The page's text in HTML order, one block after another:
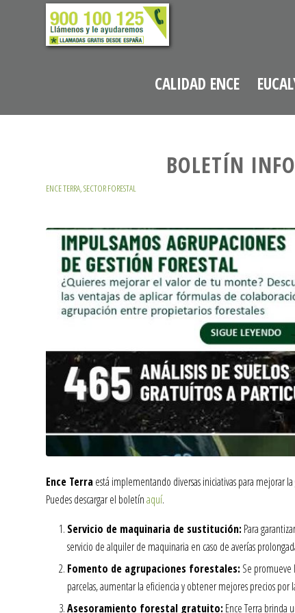
CALIDAD ENCE
BOLETÍN
ENCE TERRA,SECTOR FORESTAL
Ence Terraestá implementando diversas iniciativas para mejorar
Puedes descargar el boletínaquí.
Servicio de maquinaria de sustitución:Para
servicio de alquiler de maquinaria en caso de averías
Fomento de agrupaciones forestales:Se promueve
parcelas, aumentar la eficiencia y obtener mejores precios por
Asesoramiento forestal gratuito:Ence Terra brinda